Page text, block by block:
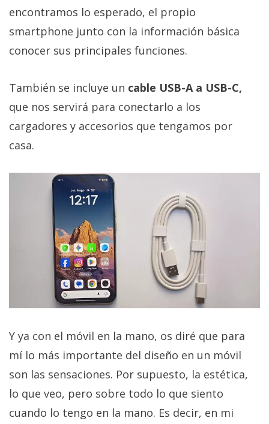
encontramos lo esperado, el propio
smartphone junto con la información básica
conocer sus principales funciones.
También se incluye un cable USB-A a USB-C,
que nos servirá para conectarlo a los
cargadores y accesorios que tengamos por
casa.
Y ya con el móvil en la mano, os diré que para
mí lo más importante del diseño en un móvil
son las sensaciones. Por supuesto, la estética,
lo que veo, pero sobre todo lo que siento
cuando lo tengo en la mano. Es decir, en mi